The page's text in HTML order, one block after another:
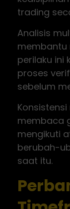
trading
Analisis
membantu
perilaku ini
proses
sebelum
membaca
mengikuti
berubah-
saat itu.